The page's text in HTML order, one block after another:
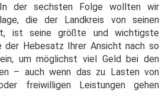
der sechsten Folge wollten wir
die der Landkreis von seinen
ist seine größte und wichtigste
der Hebesatz Ihrer Ansicht nach so
um möglichst viel Geld bei den
– auch wenn das zu Lasten von
freiwilligen Leistungen gehen